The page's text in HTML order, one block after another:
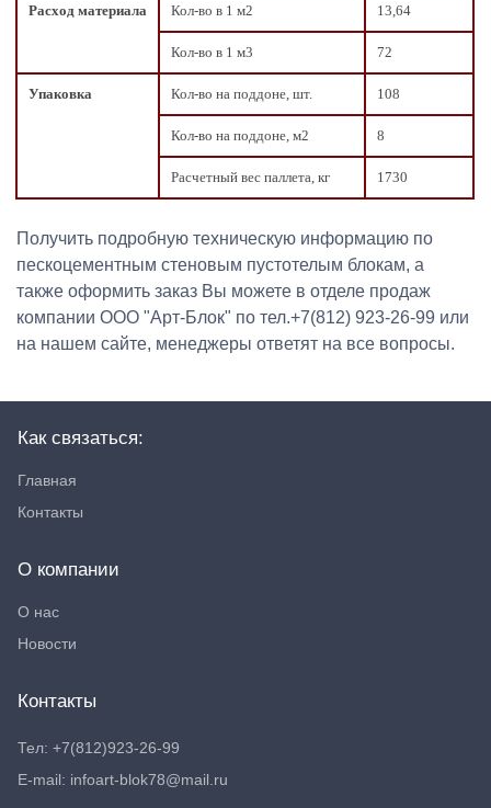
Расход материала Кол-во в 1 м2 13,64
Кол-во в 1 м3 72
Упаковка Кол-во на поддоне, шт. 108
Кол-во на поддоне, м2 8
Расчетный вес паллета, кг 1730
Получить подробную техническую информацию по
пескоцементным стеновым пустотелым блокам, а
также оформить заказ Вы можете в отделе продаж
компании ООО "Арт-Блок" по тел.+7(812) 923-26-99 или
на нашем сайте, менеджеры ответят на все вопросы.
Как связаться:
Главная
Контакты
О компании
О нас
Новости
Контакты
Тел: +7(812)923-26-99
E-mail: infoart-blok78@mail.ru